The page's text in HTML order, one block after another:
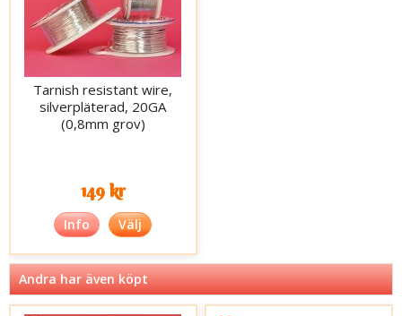
Tarnish resistant wire,
silverpläterad, 20GA
(0,8mm grov)
149 kr
Info Välj
Andra har även köpt